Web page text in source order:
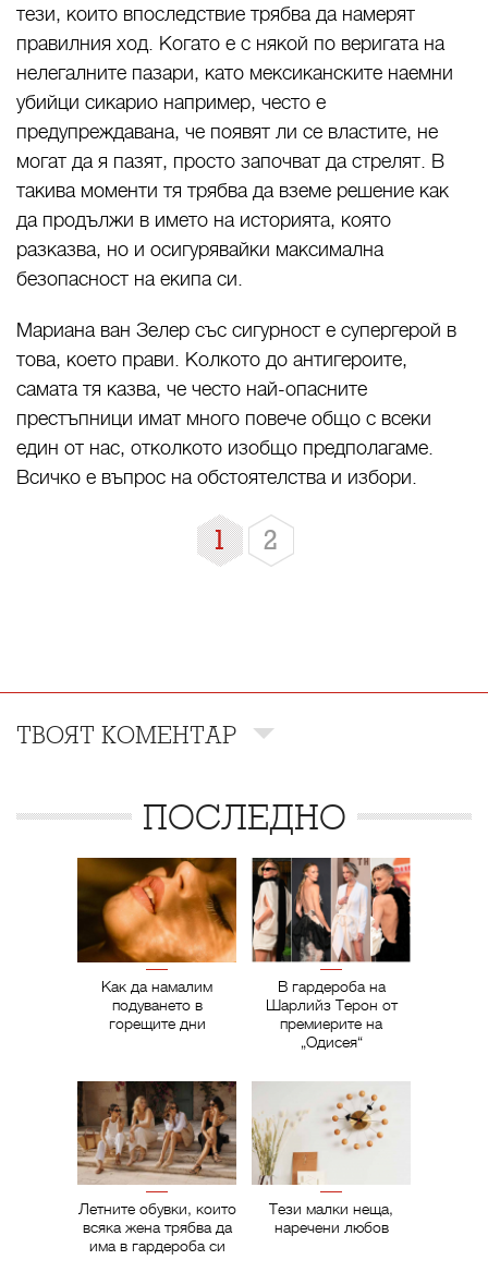
тези, които впоследствие трябва да намерят
правилния ход. Когато е с някой по веригата на
нелегалните пазари, като мексиканските наемни
убийци сикарио например, често е
предупреждавана, че появят ли се властите, не
могат да я пазят, просто започват да стрелят. В
такива моменти тя трябва да вземе решение как
да продължи в името на историята, която
разказва, но и осигурявайки максимална
безопасност на екипа си.
Мариана ван Зелер със сигурност е супергерой в
това, което прави. Колкото до антигероите,
самата тя казва, че често най-опасните
престъпници имат много повече общо с всеки
един от нас, отколкото изобщо предполагаме.
Всичко е въпрос на обстоятелства и избори.
1 2
ТВОЯТ КОМЕНТАР
ПОСЛЕДНО
Как да намалим
подуването в
горещите дни
В гардероба на
Шарлийз Терон от
премиерите на
„Одисея“
Летните обувки, които
всяка жена трябва да
има в гардероба си
Тези малки неща,
наречени любов